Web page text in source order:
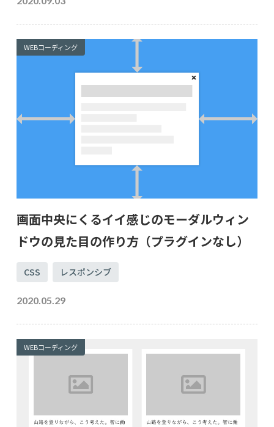
WEBコーディング
画面中央にくるイイ感じのモーダルウィン
ドウの見た目の作り方（プラグインなし）
CSS レスポンシブ
2020.05.29
WEBコーディング